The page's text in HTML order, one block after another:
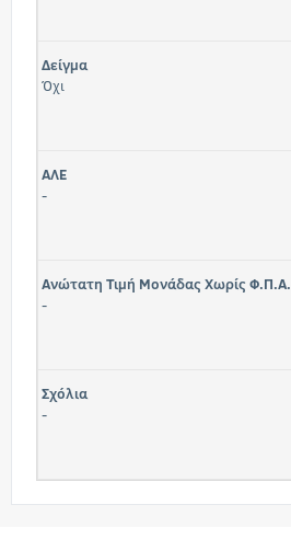
Δείγμα
Όχι
ΑΛΕ
-
Ανώτατη Τιμή Μονάδας Χωρίς Φ.Π.Α.
-
Σχόλια
-